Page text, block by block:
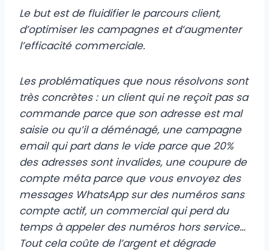
Le but est de fluidifier le parcours client,
d’optimiser les campagnes et d’augmenter
l’efficacité commerciale.
Les problématiques que nous résolvons sont
très concrètes : un client qui ne reçoit pas sa
commande parce que son adresse est mal
saisie ou qu’il a déménagé, une campagne
email qui part dans le vide parce que 20%
des adresses sont invalides, une coupure de
compte méta parce que vous envoyez des
messages WhatsApp sur des numéros sans
compte actif, un commercial qui perd du
temps à appeler des numéros hors service…
Tout cela coûte de l’argent et dégrade